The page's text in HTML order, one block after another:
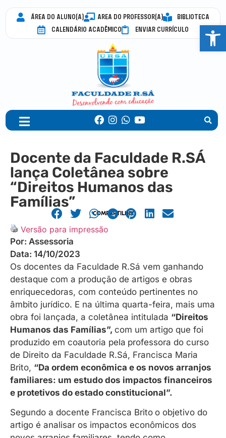
ÁREA DO ALUNO(A) AREA DO PROFESSOR(A)
BIBLIOTECA
CALENDÁRIO ACADÊMICO
ENVIAR CURRÍCULO
Docente da Faculdade R.SÁ
lança Coletânea sobre
“Direitos Humanos das
Famílias”
COMPARTILHE!
Versão para impressão
Por: Assessoria
Data: 14/10/2023
Os docentes da Faculdade R.Sá vem ganhando
destaque com a produção de artigos e obras
enriquecedoras, com conteúdo pertinentes no
âmbito jurídico. E na última quarta-feira, mais uma
obra foi lançada, a coletânea intitulada “Direitos
Humanos das Famílias”, com um artigo que foi
produzido em coautoria pela professora do curso
de Direito da Faculdade R.Sá, Francisca Maria
Brito, “Da ordem econômica e os novos arranjos
familiares: um estudo dos impactos financeiros
e protetivos do estado constitucional”.
Segundo a docente Francisca Brito o objetivo do
artigo é analisar os impactos econômicos dos
Abrir